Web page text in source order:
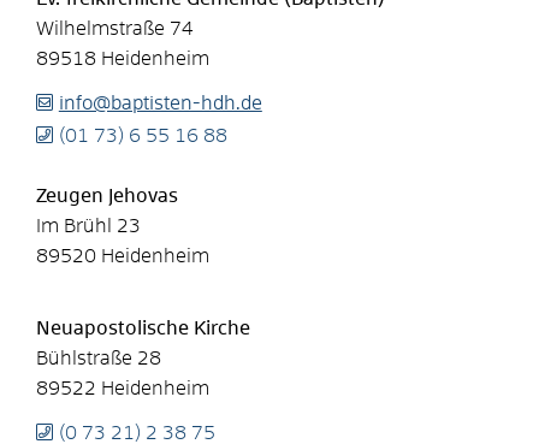
Wilhelmstraße 74
89518 Heidenheim
info@baptisten-hdh.de
(01 73) 6 55 16 88
Zeugen Jehovas
Im Brühl 23
89520 Heidenheim
Neuapostolische Kirche
Bühlstraße 28
89522 Heidenheim
(0 73 21) 2 38 75